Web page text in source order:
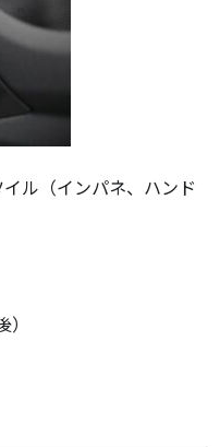
ル（インパネ、ハンド